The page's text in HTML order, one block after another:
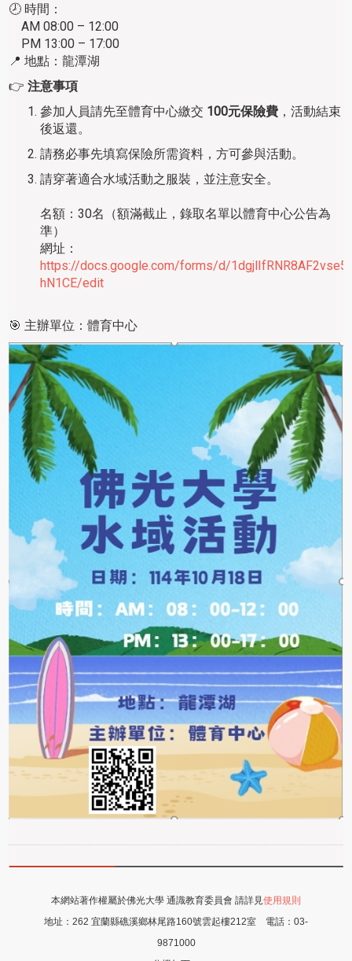
🕗 時間：
AM 08:00 – 12:00
PM 13:00 – 17:00
📍 地點：龍潭湖
👉注意事項
參加人員請先至體育中心繳交 100元保險費 ，活動結束
後返還。
請務必事先填寫保險所需資料，方可參與活動。
請穿著適合水域活動之服裝，並注意安全。
名額：30名（額滿截止，錄取名單以體育中心公告為
準）
網址：
https://docs.google.com/forms/d/
hN1CE/edit
🎯 主辦單位：體育中心
本網站著作權屬於佛光大學 通識教育委員會 請詳見使用規則
地址： 262 宜蘭縣礁溪鄉林尾路160號雲起樓212室 電話： 03-
9871000